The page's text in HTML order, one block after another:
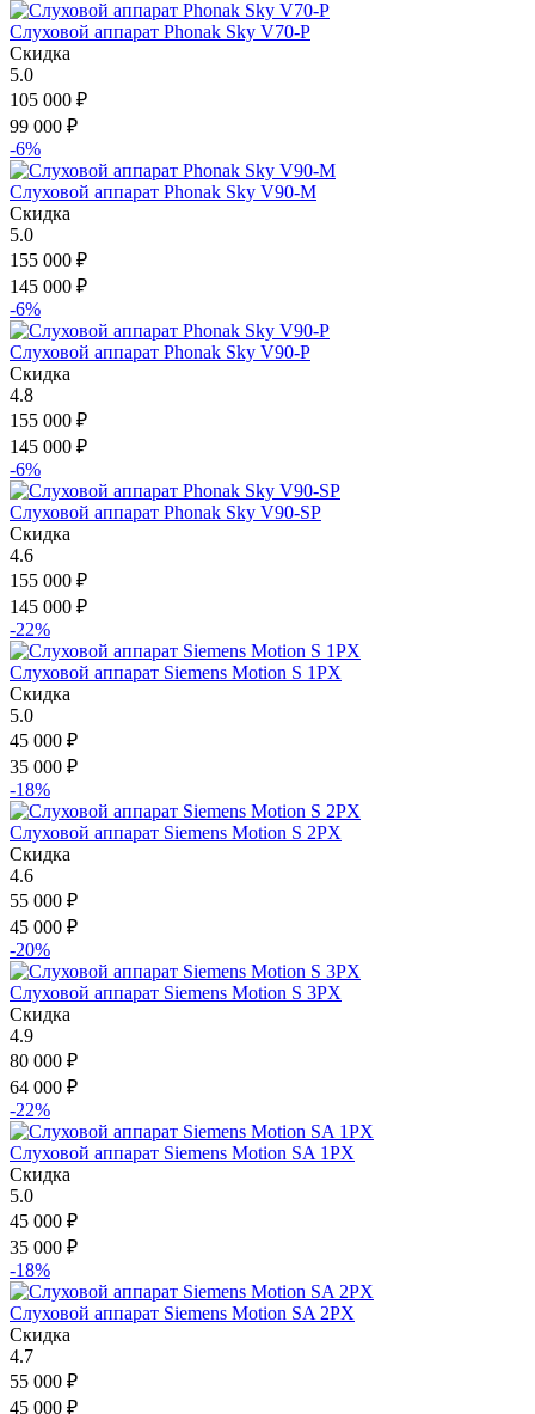
Слуховой аппарат Phonak Sky V70-P
Скидка
5.0
105 000 ₽
99 000 ₽
-6%
Слуховой аппарат Phonak Sky V90-M
Скидка
5.0
155 000 ₽
145 000 ₽
-6%
Слуховой аппарат Phonak Sky V90-P
Скидка
4.8
155 000 ₽
145 000 ₽
-6%
Слуховой аппарат Phonak Sky V90-SP
Скидка
4.6
155 000 ₽
145 000 ₽
-22%
Слуховой аппарат Siemens Motion S 1PX
Скидка
5.0
45 000 ₽
35 000 ₽
-18%
Слуховой аппарат Siemens Motion S 2PX
Скидка
4.6
55 000 ₽
45 000 ₽
-20%
Слуховой аппарат Siemens Motion S 3PX
Скидка
4.9
80 000 ₽
64 000 ₽
-22%
Слуховой аппарат Siemens Motion SA 1PX
Скидка
5.0
45 000 ₽
35 000 ₽
-18%
Слуховой аппарат Siemens Motion SA 2PX
Скидка
4.7
55 000 ₽
45 000 ₽